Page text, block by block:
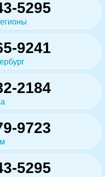
5295
9241
2184
9723
5295